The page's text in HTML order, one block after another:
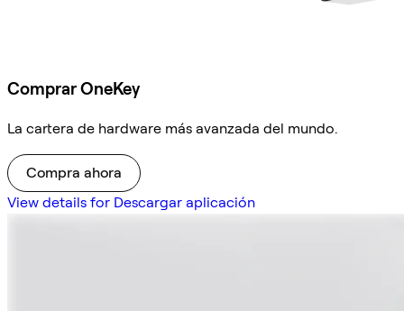
Comprar OneKey
La cartera de hardware más avanzada del mundo.
Compra ahora
View details for Descargar aplicación